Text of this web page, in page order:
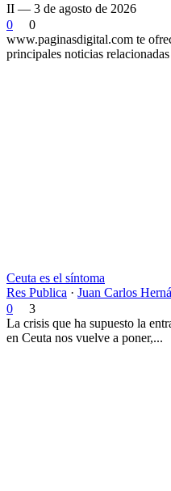
II — 3 de agosto de 2026
0
0
www.paginasdigital.com te
principales noticias
Ceuta es el síntoma
Res Publica · Juan Carlos
0
3
La crisis que ha supuesto la
en Ceuta nos vuelve a poner,...